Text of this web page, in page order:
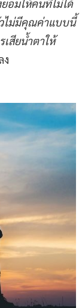
อมให้คนที่ไม่ได้
วไม่มีคุณค่าแบบนี้
สียน้ำตาให้
ง